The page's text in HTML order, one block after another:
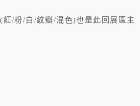
紅/粉/白/紋瓣/混色)也是此回展區主